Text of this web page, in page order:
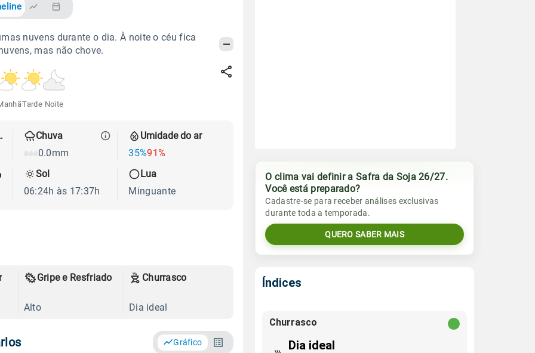
nuvens durante o dia. À noite o céu fica
mas não chove.
Tarde Noite
Chuva
0.0mm
Umidade do ar
35%91%
Sol
06:24h às 17:37h
Lua
Minguante
Gripe e Resfriado
Alto
Churrasco
Dia ideal
Gráfico
O clima vai definir a Safra da Soja 26/27.
Você está preparado?
Cadastre-se para receber análises exclusivas
durante toda a temporada.
QUERO SABER MAIS
Índices
Churrasco
Dia ideal